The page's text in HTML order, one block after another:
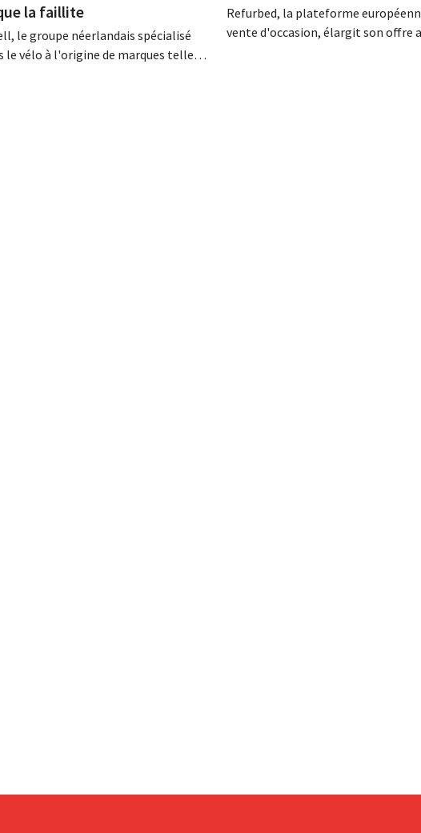
la faillite
le groupe néerlandais spécialisé
le vélo à l'origine de marques telles
Refurbed, la plateforme
vente d'occasion, élargit son offre